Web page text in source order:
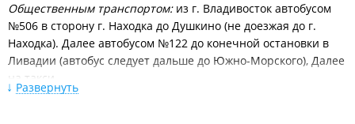
Общественным транспортом:из г. Владивосток автобусом
№506 в сторону г. Находка до Душкино (не доезжая до г.
Находка). Далее автобусом №122 до конечной остановки в
Ливадии (автобус следует дальше до Южно-Морского), Далее
на такси.
Развернуть